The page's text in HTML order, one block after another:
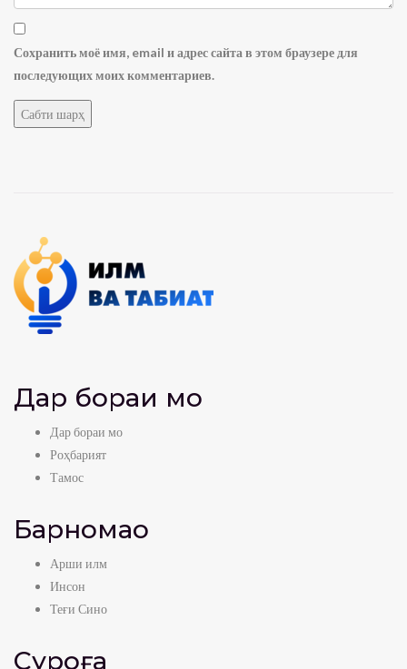
Сохранить моё имя, email и адрес сайта в этом браузере для
последующих моих комментариев.
Дар бораи мо
Дар бораи мо
Роҳбарият
Тамос
Барномаҳо
Арши илм
Инсон
Теғи Сино
Суроға